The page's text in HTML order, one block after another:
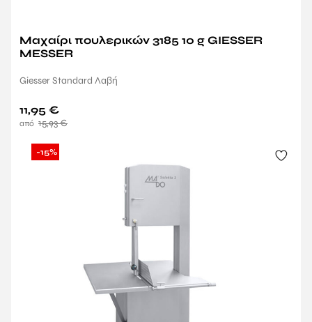
Μαχαίρι πουλερικών 3185 10 g GIESSER
MESSER
Giesser Standard Λαβή
15,93€
11,95 €
-15%